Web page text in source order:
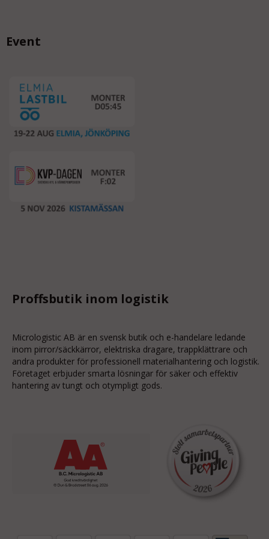
Event
Proffsbutik inom logistik
Micrologistic AB är en svensk butik och e-handelare ledande
inom pirror/säckkärror, elektriska dragare, trappklättrare och
andra produkter för professionell materialhantering och logistik.
Företaget erbjuder smarta lösningar för säker och effektiv
hantering av tungt och otympligt gods.